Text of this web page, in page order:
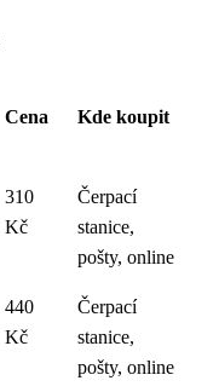
Cena Kde koupit
310
Kč
Čerpací
stanice,
pošty, online
440
Kč
Čerpací
stanice,
pošty, online